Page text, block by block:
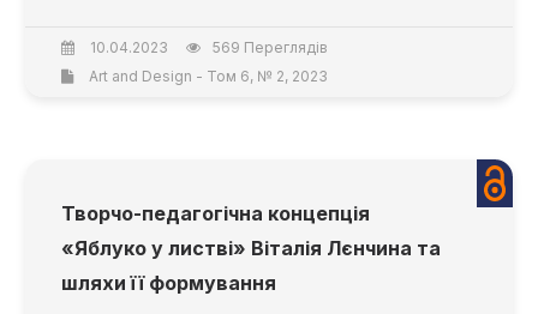
10.04.2023
569 Переглядів
Art and Design - Том 6, № 2, 2023
Творчо-педагогічна концепція
«Яблуко у листві» Віталія Лєнчина та
шляхи її формування